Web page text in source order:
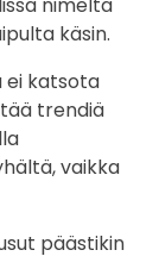
käsin.
ei katsota
trendiä
vaikka
päästikin